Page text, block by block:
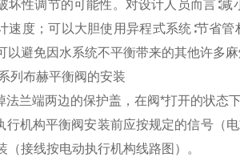
坏性调节的可能性。对设计人员而言∶
速度；可以大胆使用异程式系统∶节省
以避免因水系统不平衡带来的其他许多麻
列布赫平衡阀的安装
法兰端两边的保护盖，在阀*打开的状态
行机构平衡阀安装前应按规定的信号（
（接线按电动执行机构线路图）。